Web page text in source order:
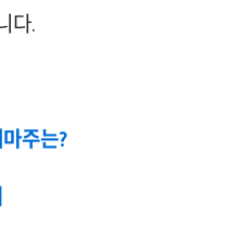
다.
주는?